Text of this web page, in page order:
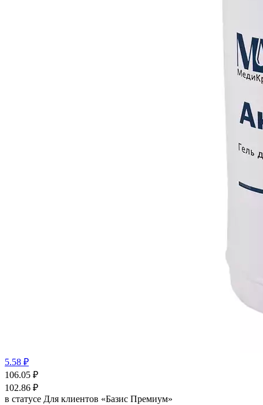
5.58 ₽
106.05 ₽
102.86 ₽
в статусе Для клиентов «Базис Премиум»